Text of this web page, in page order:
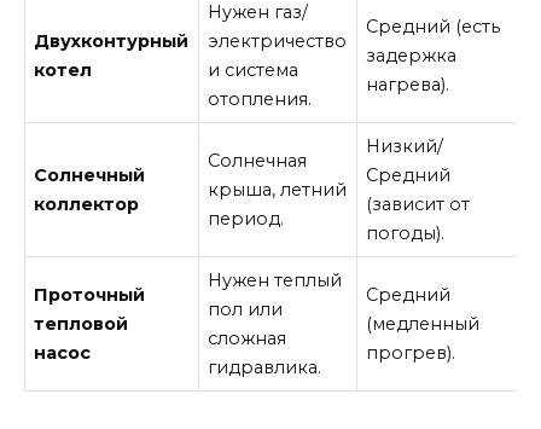
Двухконтурный
котел
Нужен газ/
электричество
и система
отопления.
Средний (есть
задержка
нагрева).
Солнечный
коллектор
Солнечная
крыша, летний
период.
Низкий/
Средний
(зависит от
погоды).
Проточный
тепловой
насос
Нужен теплый
пол или
сложная
гидравлика.
Средний
(медленный
прогрев).